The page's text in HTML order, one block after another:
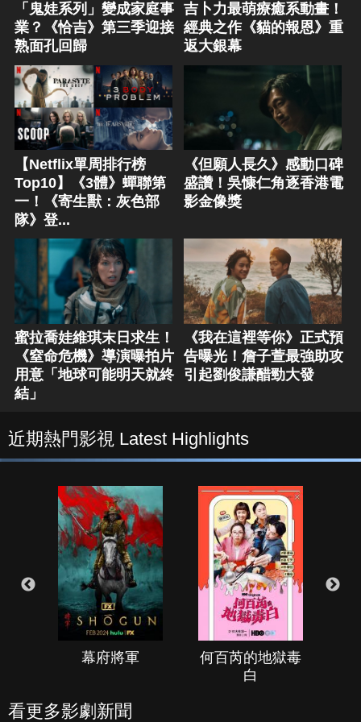
「鬼娃系列」變成家庭事
業？《恰吉》第三季迎接
熟面孔回歸
吉卜力最萌療癒系動畫！
經典之作《貓的報恩》重
返大銀幕
【Netflix單周排行榜
Top10】《3體》蟬聯第
一！《寄生獸：灰色部
隊》登...
《但願人長久》感動口碑
盛讚！吳慷仁角逐香港電
影金像獎
蜜拉喬娃維琪末日求生！
《窒命危機》導演曝拍片
用意「地球可能明天就終
結」
《我在這裡等你》正式預
告曝光！詹子萱最強助攻
引起劉俊謙醋勁大發
近期熱門影視 Latest Highlights
幕府將軍
何百芮的地獄毒
白
看更多影劇新聞